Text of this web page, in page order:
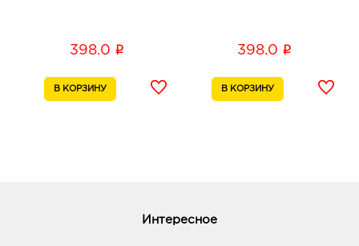
398.0 i 398.0 i
Интересное